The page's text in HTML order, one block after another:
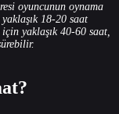
oyuncunun oynama
18-20 saat
yaklaşık 40-60 saat,